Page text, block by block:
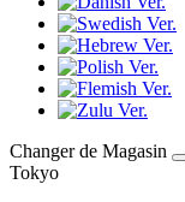
Changer de Magasin
Tokyo